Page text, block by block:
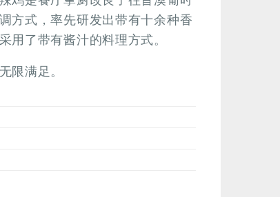
方式，率先研发出带有十余种香
用了带有酱汁的料理方式。
限满足。